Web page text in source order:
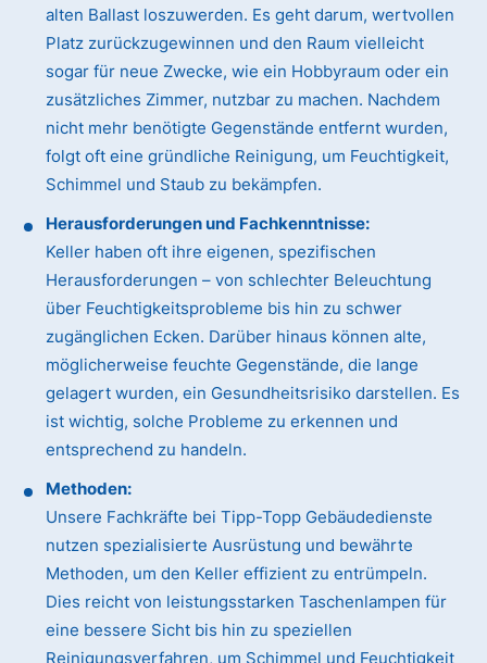
alten Ballast loszuwerden. Es geht darum, wertvollen
Platz zurückzugewinnen und den Raum vielleicht
sogar für neue Zwecke, wie ein Hobbyraum oder ein
zusätzliches Zimmer, nutzbar zu machen. Nachdem
nicht mehr benötigte Gegenstände entfernt wurden,
folgt oft eine gründliche Reinigung, um Feuchtigkeit,
Schimmel und Staub zu bekämpfen.
Herausforderungen und Fachkenntnisse:
Keller haben oft ihre eigenen, spezifischen
Herausforderungen – von schlechter Beleuchtung
über Feuchtigkeitsprobleme bis hin zu schwer
zugänglichen Ecken. Darüber hinaus können alte,
möglicherweise feuchte Gegenstände, die lange
gelagert wurden, ein Gesundheitsrisiko darstellen. Es
ist wichtig, solche Probleme zu erkennen und
entsprechend zu handeln.
Methoden:
Unsere Fachkräfte bei Tipp-Topp Gebäudedienste
nutzen spezialisierte Ausrüstung und bewährte
Methoden, um den Keller effizient zu entrümpeln.
Dies reicht von leistungsstarken Taschenlampen für
eine bessere Sicht bis hin zu speziellen
Reinigungsverfahren, um Schimmel und Feuchtigkeit